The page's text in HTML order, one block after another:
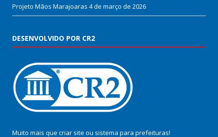
Projeto Mãos Marajoaras 4 de março de 2026
DESENVOLVIDO POR CR2
Muito mais que criar site ou sistema para prefeituras!